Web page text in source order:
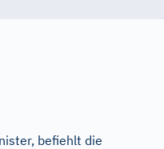
befiehlt die